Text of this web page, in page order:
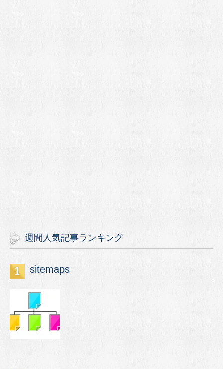
週間人気記事ランキング
sitemaps